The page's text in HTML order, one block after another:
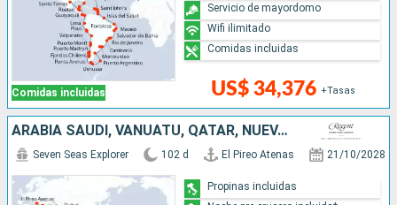
Comidas incluidas US$ 34,376 +Tasas
Servicio de mayordomo
Wifi ilimitado
Comidas incluidas
ARABIA SAUDÍ, VANUATU, QATAR, NUEVA ZELANDA, EGIPTO, GRECIA, INDIA, MALASIA, FRANCIA, AUSTRALIA, INDONESIA, TONGA, TAILANDIA, NUEVA CALEDONIA, ISRAEL, JORDANIA, EMIRATOS ÁRABES UNIDOS, SRI LANKA, FIDJ
Seven Seas Explorer 102 d El Pireo Atenas 21/10/2028
Propinas incluidas